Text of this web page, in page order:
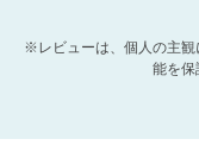
※レビューは、個人の主観
能を保